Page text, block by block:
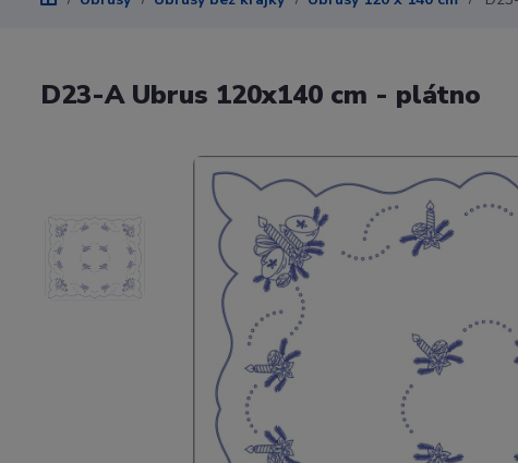
D23-A Ubrus 120x140 cm - plátno